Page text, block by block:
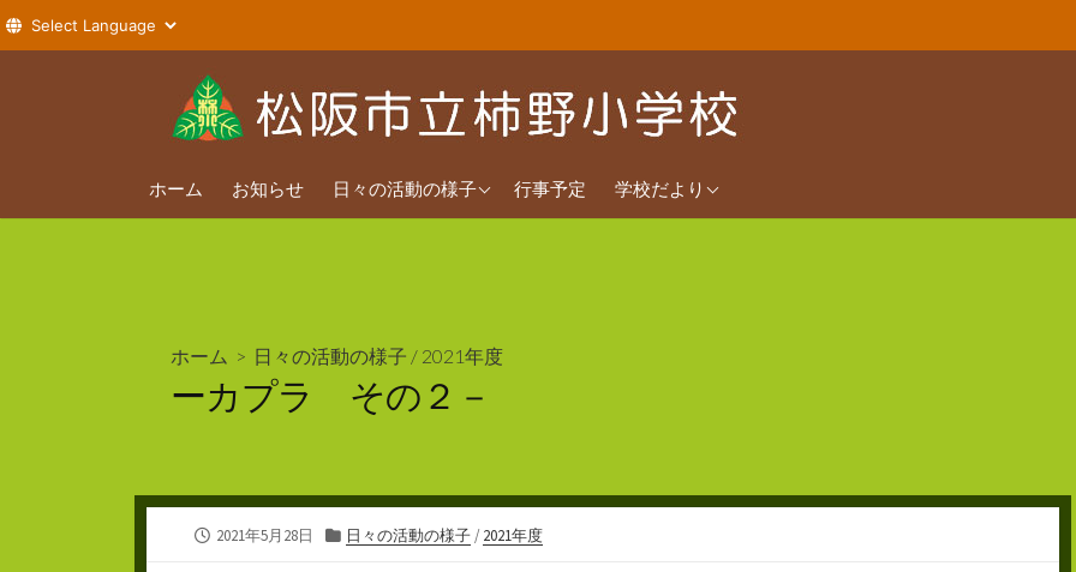
へ
ホーム お知らせ 日々の活動の様子
2026年度
行事予定 学校だより
2026年度
ホーム > 日々の活動の様子 / 2021年度
ーカプラ その２－
公
2021年5月28日
カ
日々の活動の様子 /2021年度